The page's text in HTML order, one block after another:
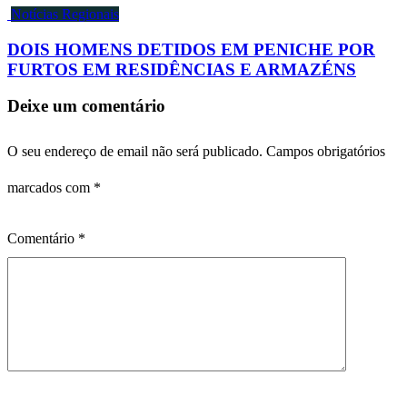
Notícias Regionais
DOIS HOMENS DETIDOS EM PENICHE POR
FURTOS EM RESIDÊNCIAS E ARMAZÉNS
Deixe um comentário
O seu endereço de email não será publicado. Campos obrigatórios
marcados com *
Comentário *